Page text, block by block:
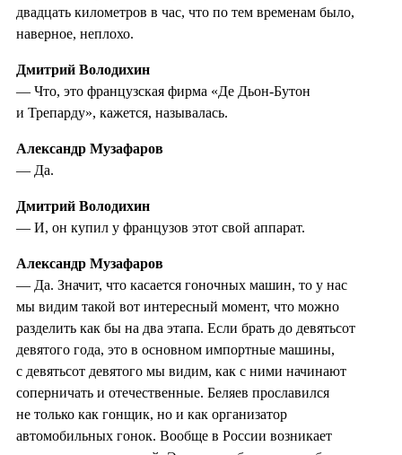
двадцать километров в час, что по тем временам было,
наверное, неплохо.
Дмитрий Володихин
— Что, это французская фирма «Де Дьон-Бутон
и Трепарду», кажется, называлась.
Александр Музафаров
— Да.
Дмитрий Володихин
— И, он купил у французов этот свой аппарат.
Александр Музафаров
— Да. Значит, что касается гоночных машин, то у нас
мы видим такой вот интересный момент, что можно
разделить как бы на два этапа. Если брать до девятьсот
девятого года, это в основном импортные машины,
с девятьсот девятого мы видим, как с ними начинают
соперничать и отечественные. Беляев прославился
не только как гонщик, но и как организатор
автомобильных гонок. Вообще в России возникает